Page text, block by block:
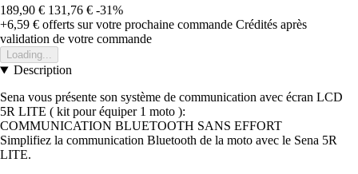
189,90 € 131,76 € -31%
+6,59 € offerts sur votre prochaine commande Crédités après
validation de votre commande
Loading...
Description
Sena vous présente son système de communication avec écran LCD
5R LITE ( kit pour équiper 1 moto ):
COMMUNICATION BLUETOOTH SANS EFFORT
Simplifiez la communication Bluetooth de la moto avec le Sena 5R
LITE.